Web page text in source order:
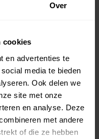
Over
cookies
en advertenties te
media te bieden
Ook delen we
site met onze
en analyse. Deze
met andere
of die ze hebben
Dit
van nieuwe